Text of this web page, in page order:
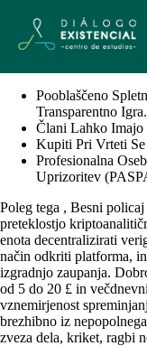
Pooblaščeno
Transparentno Igra.
Člani Lahko Imajo
Kupiti Pri Vrteti Se
Profesionalna
Uprizoritev
Poleg tega , Besni
preteklostjo
enota decentralizirati
način odkriti platforma,
izgradnjo zaupanja.
od 5 do 20 £ in
vznemirjenost
brezhibno iz
zveza dela, kriket, ragbi